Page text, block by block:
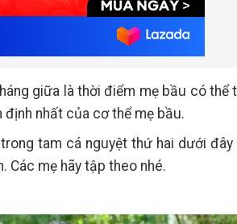
giữa là thời điểm mẹ bầu có thể
định nhất của cơ thể mẹ bầu.
tam cá nguyệt thứ hai dưới
mẹ hãy tập theo nhé.